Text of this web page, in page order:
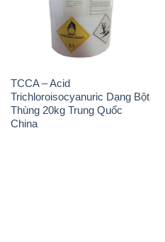
TCCA – Acid
Trichloroisocyanuric Dạng Bột
Thùng 20kg Trung Quốc
China